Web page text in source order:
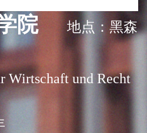
院
地点：黑森
Wirtschaft und Recht